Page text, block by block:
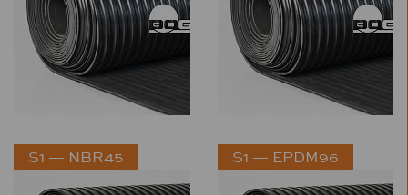
S1 — NBR45 S1 — EPDM96